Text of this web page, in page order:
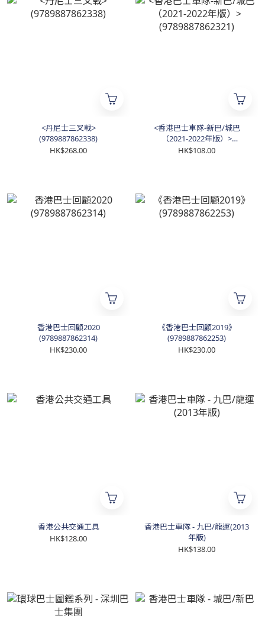
<丹尼士三叉戟>
(9789887862338)
HK$268.00
<香港巴士車隊-新巴/城巴
（2021-2022年版）>
(9789887862321)
HK$108.00
香港巴士回顧2020
(9789887862314)
HK$230.00
《香港巴士回顧2019》
(9789887862253)
HK$230.00
香港公共交通工具
HK$128.00
香港巴士車隊 - 九巴/龍運(2013
年版)
HK$138.00